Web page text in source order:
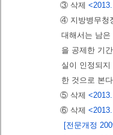
③ 삭제
④ 지방병무청
대해서는 남
을 공제한 기
실이 인정되
한 것으로 본
⑤ 삭제
⑥ 삭제
[전문개정